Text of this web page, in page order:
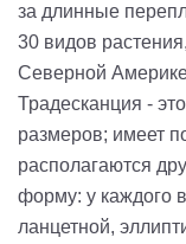
за длинные
30 видов
Северной
Традесканция -
размеров; имеет
располагаются
форму: у каждого
ланцетной,